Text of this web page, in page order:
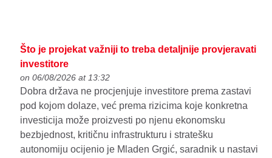
Što je projekat važniji to treba detaljnije provjeravati
investitore
on 06/08/2026 at 13:32
Dobra država ne procjenjuje investitore prema zastavi
pod kojom dolaze, već prema rizicima koje konkretna
investicija može proizvesti po njenu ekonomsku
bezbjednost, kritičnu infrastrukturu i stratešku
autonomiju ocijenio je Mladen Grgić, saradnik u nastavi